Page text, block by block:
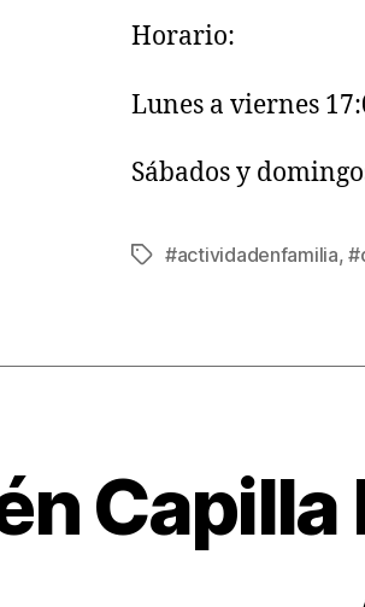
Horario:
Lunes a viernes
Sábados y
#actividadenfamilia,
Capilla